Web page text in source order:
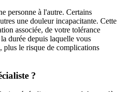
personne à l'autre. Certains
une douleur incapacitante. Cette
associée, de votre tolérance
durée depuis laquelle vous
le risque de complications
?